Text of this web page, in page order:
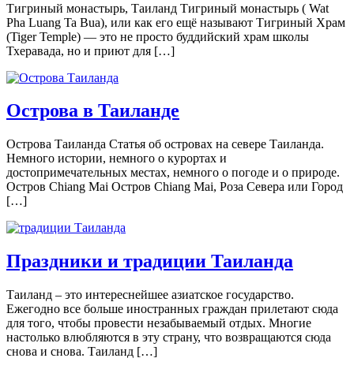
Тигриный монастырь, Таиланд Тигриный монастырь ( Wat
Pha Luang Ta Bua), или как его ещё называют Тигриный Храм
(Tiger Temple) — это не просто буддийский храм школы
Тхеравада, но и приют для […]
Острова в Таиланде
Острова Таиланда Статья об островах на севере Таиланда.
Немного истории, немного о курортах и
достопримечательных местах, немного о погоде и о природе.
Остров Chiang Mai Остров Chiang Mai, Роза Севера или Город
[…]
Праздники и традиции Таиланда
Таиланд – это интереснейшее азиатское государство.
Ежегодно все больше иностранных граждан прилетают сюда
для того, чтобы провести незабываемый отдых. Многие
настолько влюбляются в эту страну, что возвращаются сюда
снова и снова. Таиланд […]